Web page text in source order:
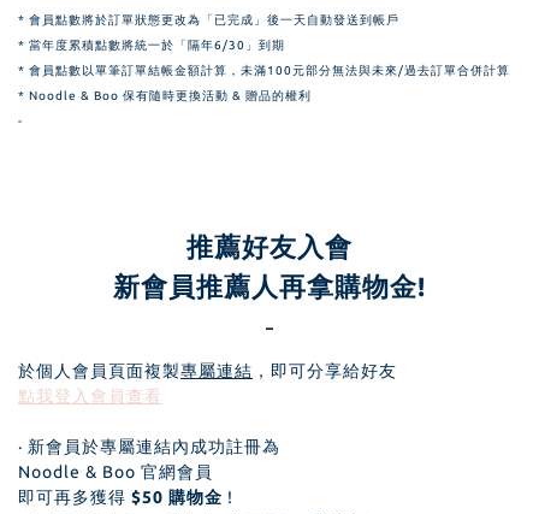
* 會員點數將於訂單狀態更改為「已完成」後一天自動發送到帳戶
* 當年度累積點數將統一於「隔年6/30」到期
* 會員點數以單筆訂單結帳金額計算， 未滿100元部分無法與未來/過去訂單合併計算
* Noodle & Boo 保有隨時更換活動 & 贈品的權利
-
推薦好友入會
新會員推薦人再拿購物金!
-
於個人會員頁面複製專屬連結 ，即可分享給好友
點我登入會員查看
· 新會員於專屬連結內成功註冊為
Noodle & Boo 官網會員
即可再多獲得 $50 購物金 !